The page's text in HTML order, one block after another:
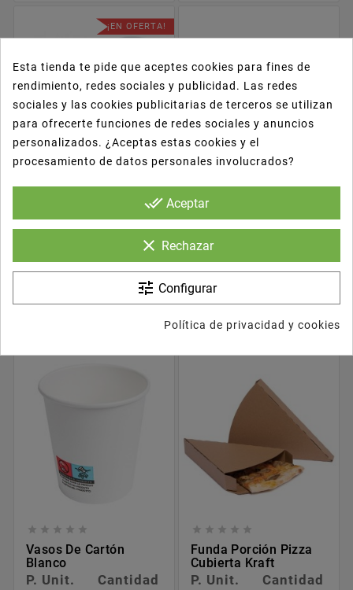
¡EN OFERTA!
Mesita Pizza 4,5 Cm 3
P. Unit.
Cantidad
€/Ud.
1000
Uds.
Bandejas De Cartón
P. Unit.
Cantidad
0,055
€/Ud.
5,51 €
CARRITO
    
Vasos De Cartón
Blanco
P. Unit.
Cantidad
    
Funda Porción Pizza
Cubierta Kraft
P. Unit.
Cantidad
Esta tienda te pide que aceptes cookies para fines de
rendimiento, redes sociales y publicidad. Las redes
sociales y las cookies publicitarias de terceros se utilizan
para ofrecerte funciones de redes sociales y anuncios
personalizados. ¿Aceptas estas cookies y el
procesamiento de datos personales involucrados?
done_all Aceptar
clear Rechazar
tune Configurar
Política de privacidad y cookies